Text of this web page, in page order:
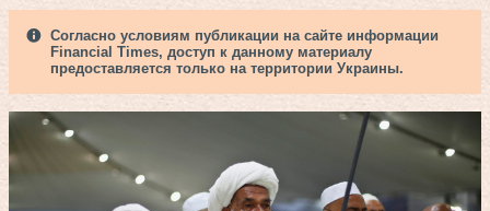
Согласно условиям публикации на сайте информации
Financial Times, доступ к данному материалу
предоставляется только на территории Украины.